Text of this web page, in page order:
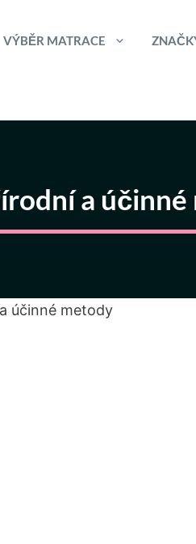
VÝBĚR MATRACE
a
účinné metody